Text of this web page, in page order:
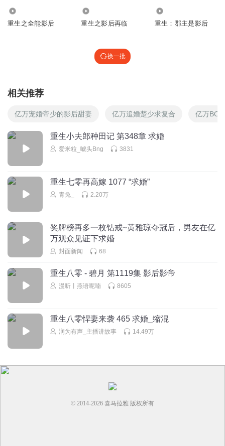
重生之全能影后 重生之影后再临 重生：郡主是影后
换一批
相关推荐
亿万宠婚帝少的影后甜妻 亿万追婚楚少求复合 亿万
重生小夫郎种田记 第348章 求婚
爱米粒_唬头Bng 3831
重生七零再高嫁 1077 “求婚”
青兔_ 2.20万
奖牌榜再多一枚钻戒~黄雅琼夺冠后，男友在亿
万观众见证下求婚
封面新闻 68
重生八零 - 碧月 第1119集 影后影帝
漫听丨燕语呢喃 8605
重生八零悍妻来袭 465 求婚_缩混
润为有声_主播讲故事 14.49万
© 2014-2026 喜马拉雅 版权所有